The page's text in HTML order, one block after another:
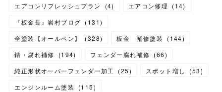
エアコンリフレッシュプラン
(4) エアコン修理 (14)
『板金長』岩村ブログ (131)
全塗装【オールペン】
(328) 板金 補修塗装 (144)
錆・腐れ補修
(194) フェンダー腐れ補修 (66)
純正形状オーバーフェンダー加工
(25) スポット増し (53)
エンジンルーム塗装
(115)